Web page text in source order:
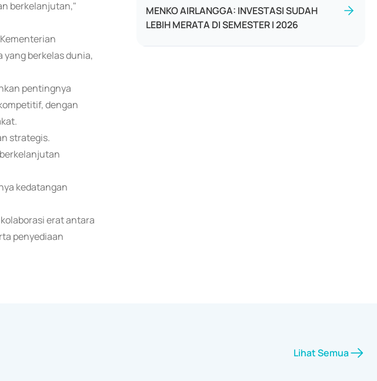
berkelanjutan,"
berkelas dunia,
pentingnya
dengan
strategis.
kedatangan
erat antara
penyediaan
MENKO AIRLANGGA: INVESTASI SUDAH
LEBIH MERATA DI SEMESTER I 2026
Lihat Semua